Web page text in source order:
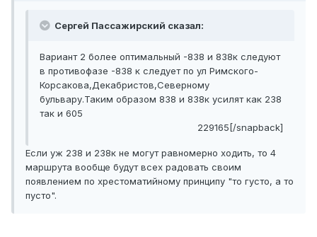
Сергей Пассажирский сказал:
Вариант 2 более оптимальный -838 и 838к следуют
в противофазе -838 к следует по ул Римского-
Корсакова,Декабристов,Северному
бульвару.Таким образом 838 и 838к усилят как 238
так и 605
229165[/snapback]
Если уж 238 и 238к не могут равномерно ходить, то 4
маршрута вообще будут всех радовать своим
появлением по хрестоматийному принципу "то густо, а то
пусто".